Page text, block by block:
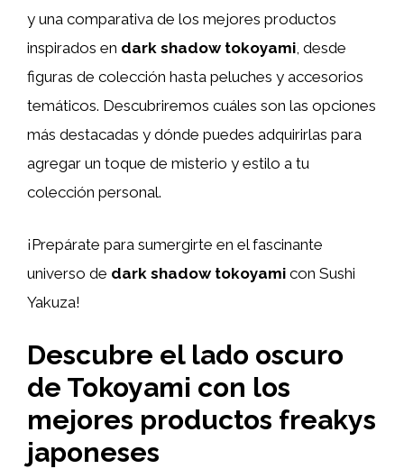
y una comparativa de los mejores productos
inspirados en dark shadow tokoyami, desde
figuras de colección hasta peluches y accesorios
temáticos. Descubriremos cuáles son las opciones
más destacadas y dónde puedes adquirirlas para
agregar un toque de misterio y estilo a tu
colección personal.
¡Prepárate para sumergirte en el fascinante
universo de dark shadow tokoyami con Sushi
Yakuza!
Descubre el lado oscuro
de Tokoyami con los
mejores productos freakys
japoneses